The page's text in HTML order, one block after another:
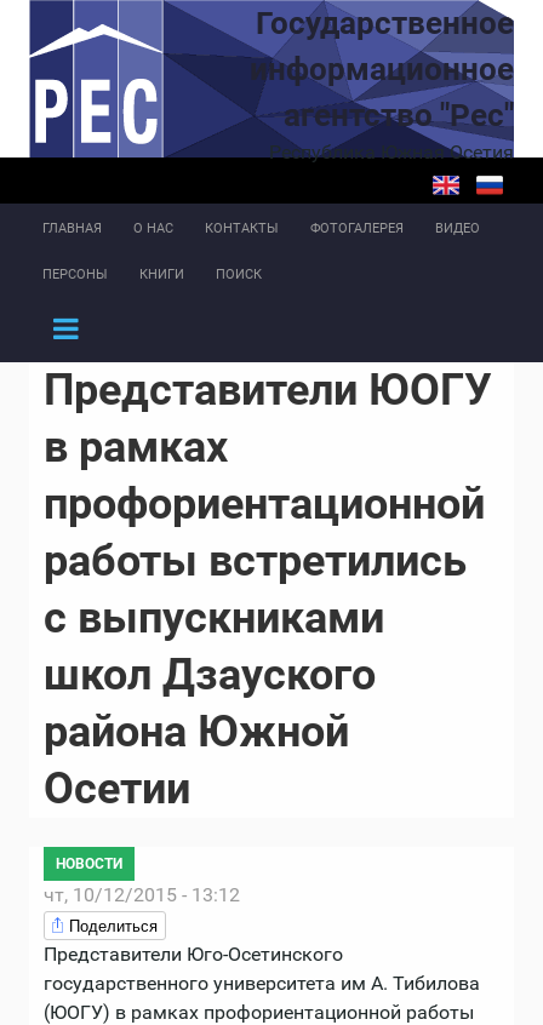
Перейти к основному содержаниюГосударственное
информационное
агентство "Рес"
Республика Южная Осетия
ГЛАВНАЯ О НАС КОНТАКТЫ ФОТОГАЛЕРЕЯ ВИДЕО
ПЕРСОНЫ КНИГИ ПОИСК
Представители ЮОГУ
в рамках
профориентационной
работы встретились
с выпускниками
школ Дзауского
района Южной
Осетии
НОВОСТИ
чт, 10/12/2015 - 13:12
Поделиться
Представители Юго-Осетинского
государственного университета им А. Тибилова
(ЮОГУ) в рамках профориентационной работы